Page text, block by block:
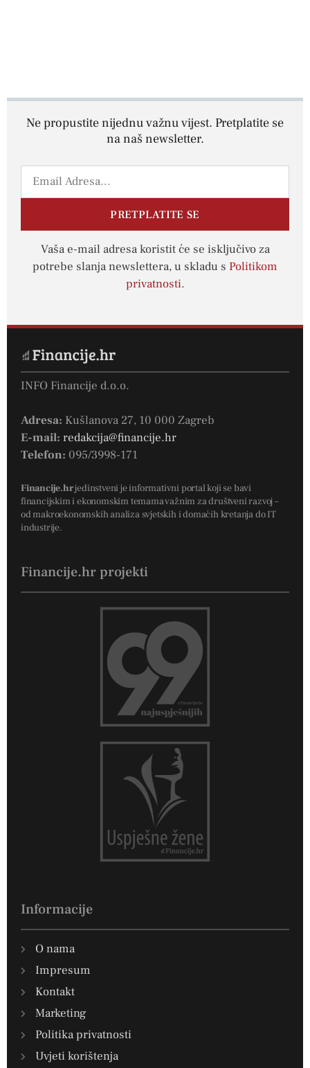
Ne propustite nijednu važnu vijest. Pretplatite se
na naš newsletter.
PRETPLATITE SE
Vaša e-mail adresa koristit će se isključivo za
potrebe slanja newslettera, u skladu s Politikom
privatnosti.
INFO Financije d.o.o.
Adresa: Kušlanova 27, 10 000 Zagreb
E-mail: redakcija@financije.hr
Telefon: 095/3998-171
Financije.hrjedinstveni je informativni portal koji se bavi
financijskim i ekonomskim temama važnim za društveni razvoj –
od makroekonomskih analiza svjetskih i domaćih kretanja do IT
industrije.
Financije.hr projekti
Informacije
O nama
Impresum
Kontakt
Marketing
Politika privatnosti
Uvjeti korištenja